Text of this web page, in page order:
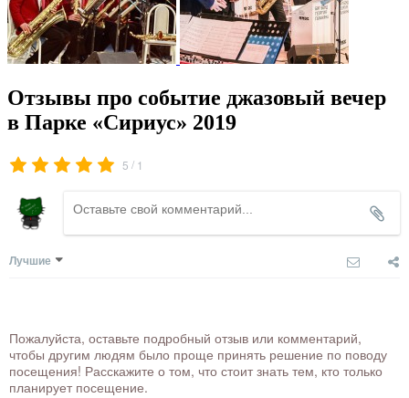
Отзывы про событие джазовый вечер
в Парке «Сириус» 2019
5 / 1
Лучшие
Пожалуйста, оставьте подробный отзыв или комментарий,
чтобы другим людям было проще принять решение по поводу
посещения! Расскажите о том, что стоит знать тем, кто только
планирует посещение.